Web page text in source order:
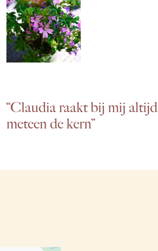
“Claudia raakt bij mij altijd
meteen de kern”